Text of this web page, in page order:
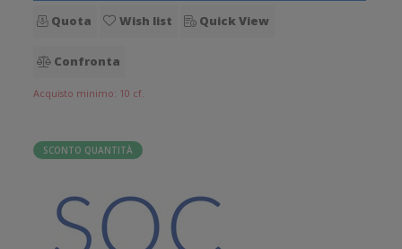
Quota Wish list Quick View
Confronta
Acquisto minimo: 10 cf.
SCONTO QUANTITÀ